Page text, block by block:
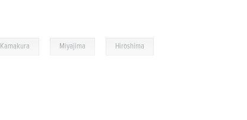
Kamakura Miyajima Hiroshima